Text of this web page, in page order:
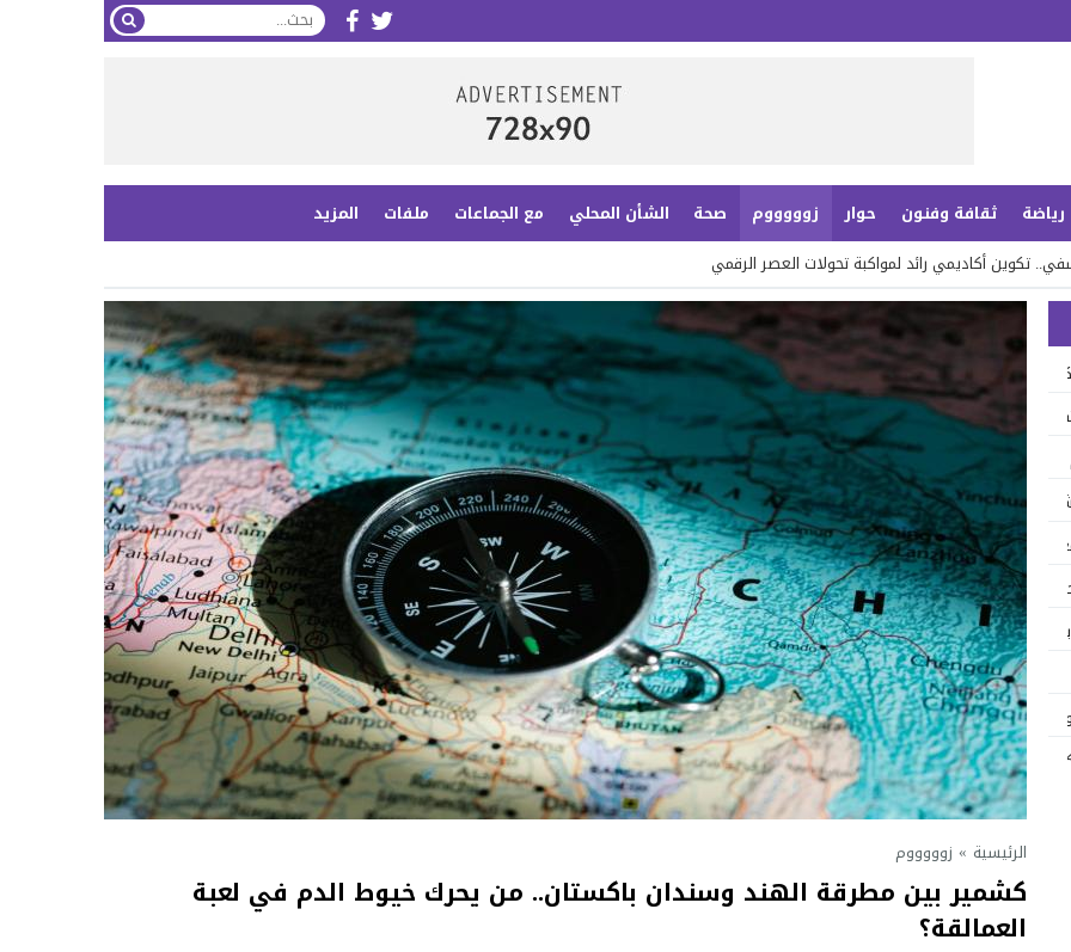
رياضة ثقافة وفنون حوار زوووووم صحة الشأن المحلي مع الجماعات ملفات
المزيد
تكوين أكاديمي رائد لمواكبة تحولات العصر الرقمي
يكتب فصلاً جديداً من ذاكرة التراث بحد الدرا
أم لِمَنْ ..؟
للشباب
يشغل 110 عاملاً
قوة الحضور
بمناسبة عيد العرش المجيد
وتوقيع كتاب «لامالي… لأساتذة النار بمدينة آسفي» الأستاذ محمد عكار
أكديتال ويجسد قيم التضامن والتآزر
الرئيسية » زوووووم
كشمير بين مطرقة الهند وسندان باكستان.. من يحرك خيوط الدم في لعبة
العمالقة؟
أكاديمي رائد لمواكبة تحولات العصر الرقمي
يكتب فصلاً جديداً من ذاكرة التراث بحد الدرا
..؟
110 عاملاً
عيد العرش المجيد
كتاب «لامالي… لأساتذة النار بمدينة آسفي» الأستاذ محمد عكار
ويجسد قيم التضامن والتآزر
بآسفي في الجمعيات الوطنية والجامعة الوطنية للتعليم تؤكد: المعركة مستمرة…